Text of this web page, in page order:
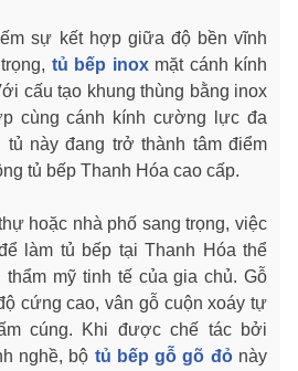
sự kết hợp giữa độ bền vĩnh
tủ bếp inoxmặt cánh kính
cấu tạo khung thùng bằng inox
cùng cánh kính cường lực đa
tủ này đang trở thành tâm điểm
tủ bếp Thanh Hóa cao cấp.
hoặc nhà phố sang trọng, việc
làm tủ bếp tại Thanh Hóa thể
thẩm mỹ tinh tế của gia chủ. Gỗ
cứng cao, vân gỗ cuộn xoáy tự
cúng. Khi được chế tác bởi
nghề, bộ tủ bếp gỗ gõ đỏnày